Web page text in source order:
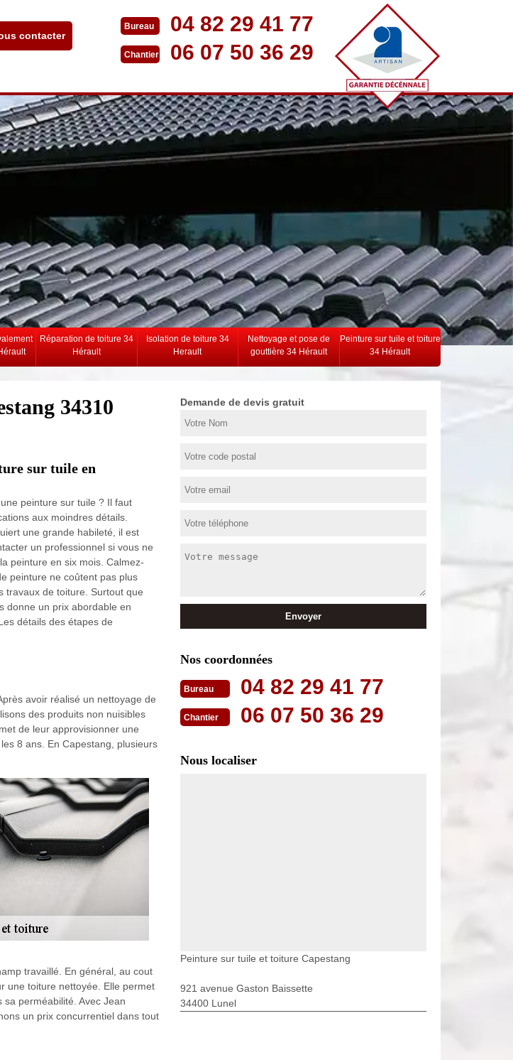
contacter
Bureau 04 82 29 41 77
Chantier 06 07 50 36 29
Réparation de toiture 34
Hérault
Isolation de toiture 34
Herault
Nettoyage et pose de
gouttière 34 Hérault
Peinture sur tuile et toiture
34 Hérault
34310
sur tuile en
peinture sur tuile ? Il faut
aux moindres détails.
une grande habileté, il est
un professionnel si vous ne
peinture en six mois. Calmez-
peinture ne coûtent pas plus
travaux de toiture. Surtout que
donne un prix abordable en
détails des étapes de
avoir réalisé un nettoyage de
des produits non nuisibles
de leur approvisionner une
8 ans. En Capestang, plusieurs
travaillé. En général, au cout
une toiture nettoyée. Elle permet
perméabilité. Avec Jean
un prix concurrentiel dans tout
Demande de devis gratuit
Nos coordonnées
Bureau 04 82 29 41 77
Chantier 06 07 50 36 29
Nous localiser
Peinture sur tuile et toiture Capestang
921 avenue Gaston Baissette
34400 Lunel